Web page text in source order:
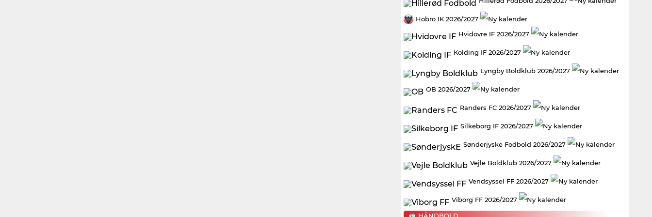
Hobro IK 2026/2027
Hvidovre IF 2026/2027
Kolding IF 2026/2027
Lyngby Boldklub 2026/2027
OB 2026/2027
Randers FC 2026/2027
Silkeborg IF 2026/2027
Sønderjyske Fodbold 2026/2027
Vejle Boldklub 2026/2027
Vendsyssel FF 2026/2027
Viborg FF 2026/2027
HÅNDBOLD